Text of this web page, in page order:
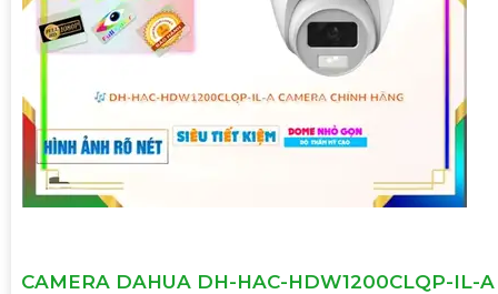
CAMERA DAHUA DH-HAC-HDW1200CLQP-IL-A